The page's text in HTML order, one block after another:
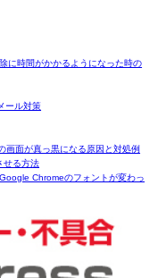
に時間がかかるようになった時の
ール対策
画面が真っ黒になる原因と対処例
せる方法
Chromeのフォントが変わっ